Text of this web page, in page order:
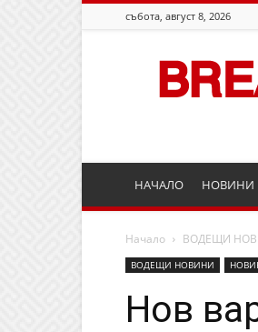
събота, август 8, 2026
НАЧАЛО НОВИНИ
Начало ВОДЕЩИ
ВОДЕЩИ НОВИНИ
Нов